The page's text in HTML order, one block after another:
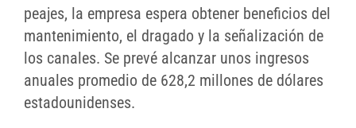
peajes, la empresa espera obtener beneficios del
mantenimiento, el dragado y la señalización de
los canales. Se prevé alcanzar unos ingresos
anuales promedio de 628,2 millones de dólares
estadounidenses.